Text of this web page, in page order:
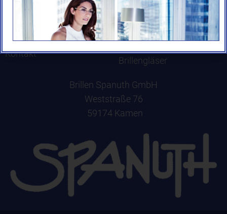
Angebote
Produkte
Kontakt
Brillen
Kontaktlinsen
Brillengläser
Brillen Spanuth GmbH
Weststraße 76
59174 Kamen